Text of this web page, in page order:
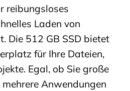
reibungsloses
Laden von
Die 512 GB SSD bietet
für Ihre Dateien,
Egal, ob Sie große
Anwendungen